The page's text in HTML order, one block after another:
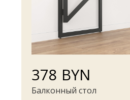
378 BYN
Балконный стол